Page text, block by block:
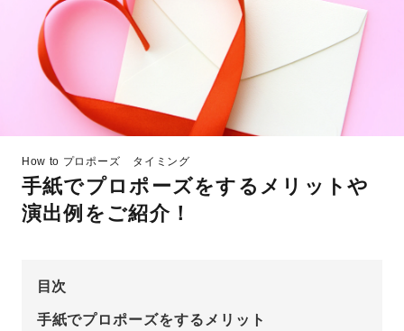
How to プロポーズ タイミング
手紙でプロポーズをするメリットや
演出例をご紹介！
目次
手紙でプロポーズをするメリット
プロポーズ知恵袋 アイプリモについて
プロポーズサポート
スペシャルプロポーズイベント
先輩の体験談
プロポーズ知恵袋